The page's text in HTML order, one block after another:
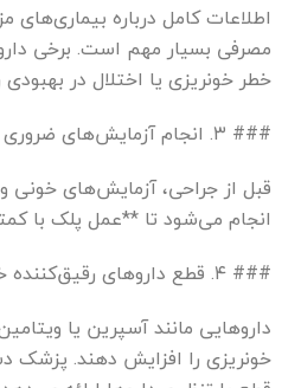
اطلاعات کامل درباره بیماری‌های
مصرفی بسیار مهم است. برخی
خطر خونریزی یا اختلال در
### ۳. انجام آزمایش‌های ضروری
قبل از جراحی، آزمایش‌های
انجام می‌شود تا **عمل پلک با
### ۴. قطع داروهای رقیق‌کننده خون و مکمل‌های گیاهی
داروهایی مانند آسپرین یا
خونریزی را افزایش دهند. پزشک